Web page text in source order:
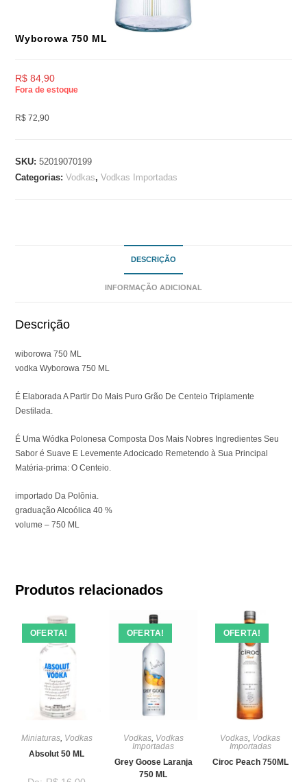
Wyborowa 750 ML
R$ 84,90
Fora de estoque
R$ 72,90
SKU:52019070199
Categorias:Vodkas,Vodkas Importadas
DESCRIÇÃO
INFORMAÇÃO ADICIONAL
Descrição
wiborowa 750 ML
vodka Wyborowa 750 ML
É Elaborada A Partir Do Mais Puro Grão De Centeio Triplamente
Destilada.
É Uma Wódka Polonesa Composta Dos Mais Nobres Ingredientes Seu
Sabor é Suave E Levemente Adocicado Remetendo à Sua Principal
Matéria-prima: O Centeio.
importado Da Polônia.
graduação Alcoólica 40 %
volume – 750 ML
Produtos relacionados
OFERTA!
Miniaturas, Vodkas
Absolut 50 ML
OFERTA!
Vodkas, Vodkas
Importadas
Grey Goose Laranja
750 ML
OFERTA!
Vodkas Vodkas
Importadas
Ciroc Peach 750ML